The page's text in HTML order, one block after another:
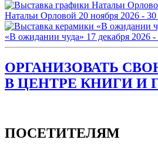
Натальи Орловой 20 ноября 2026 -
«В ожидании чуда» 17 декабря 2026
ОРГАНИЗОВАТЬ
В ЦЕНТРЕ КНИГИ И
ПОСЕТИТЕЛЯМ